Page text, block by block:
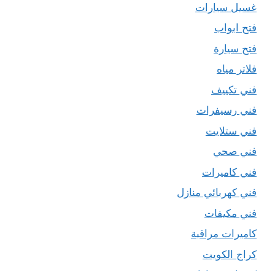
غسيل سيارات
فتح ابواب
فتح سيارة
فلاتر مياه
فني تكييف
فني رسيفرات
فني ستلايت
فني صحي
فني كاميرات
فني كهربائي منازل
فني مكيفات
كاميرات مراقبة
كراج الكويت